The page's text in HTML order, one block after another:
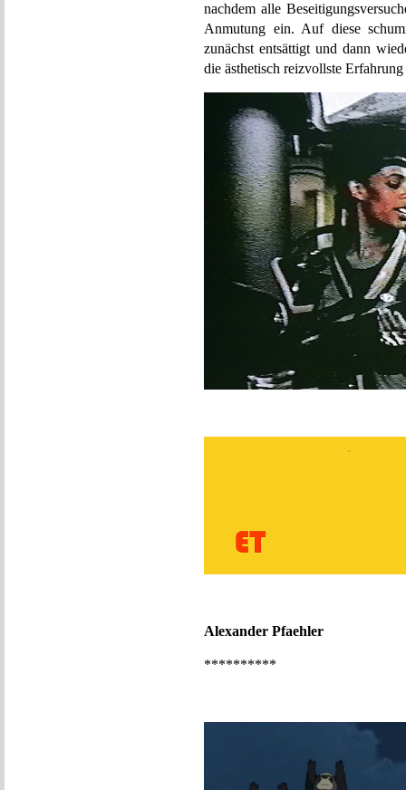
nachdem alle
Anmutung ein. Auf diese
zunächst entsättigt und dann
die ästhetisch reizvollste
Alexander Pfaehler
**********